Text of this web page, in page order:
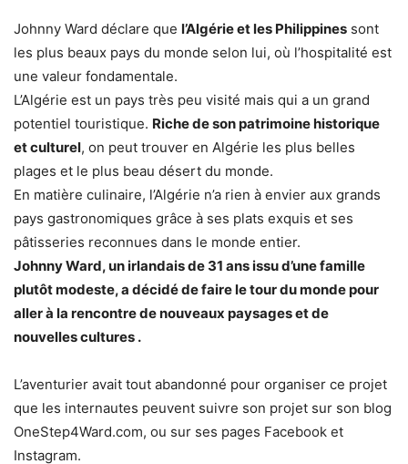
Johnny Ward déclare que l’Algérie et les Philippines sont
les plus beaux pays du monde selon lui, où l’hospitalité est
une valeur fondamentale.
L’Algérie est un pays très peu visité mais qui a un grand
potentiel touristique. Riche de son patrimoine historique
et culturel, on peut trouver en Algérie les plus belles
plages et le plus beau désert du monde.
En matière culinaire, l’Algérie n’a rien à envier aux grands
pays gastronomiques grâce à ses plats exquis et ses
pâtisseries reconnues dans le monde entier.
Johnny Ward, un irlandais de 31 ans issu d’une famille
plutôt modeste, a décidé de faire le tour du monde pour
aller à la rencontre de nouveaux paysages et de
nouvelles cultures .
L’aventurier avait tout abandonné pour organiser ce projet
que les internautes peuvent suivre son projet sur son blog
OneStep4Ward.com, ou sur ses pages Facebook et
Instagram.